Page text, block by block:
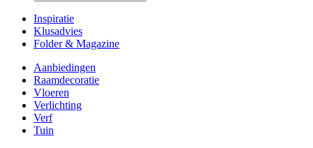
Inspiratie
Klusadvies
Folder & Magazine
Aanbiedingen
Raamdecoratie
Vloeren
Verlichting
Verf
Tuin